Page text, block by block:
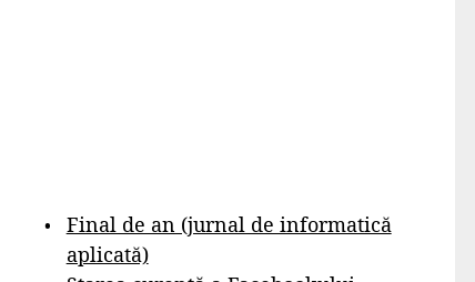
Final de an (jurnal de informatică
aplicată)